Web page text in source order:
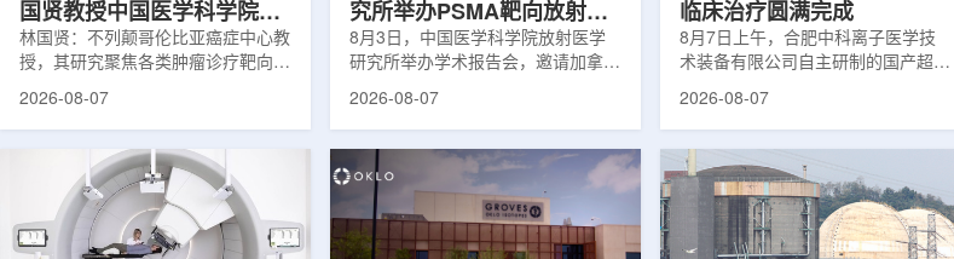
国贤教授中国医学科学院放
射医学研究所开展学术交流
林国贤：不列颠哥伦比亚癌症中心教
授，其研究聚焦各类肿瘤诊疗靶向放
射性药物开发，迄今已主导/参与发
完成自研7款放射性药物的临床转
化，用于多种肿瘤诊疗。报告会上，
林国贤教授基于其团队多年的前沿探
索，系统梳理了针对前列腺癌靶点
2026-08-07
究所举办PSMA靶向放射性
药物学术报告会
8月3日，中国医学科学院放射医学
研究所举办学术报告会，邀请加拿大
温哥华不列颠哥伦比亚癌症中心林国
性药物开发》的学术报告。报告会采
取线上线下结合方式举行，放射所部
分科研人员和研究生参加。林国贤教
授长期从事肿瘤诊疗靶向放射性药物
2026-08-07
临床治疗圆满完成
8月7日上午，合肥中科离子医学技
术装备有限公司自主研制的国产超导
回旋质子治疗系统，在合肥离子医学
治疗系统的重要突破。本例受试者为
肺癌患者。试验所用的超导质子治疗
系统，搭载中科离子自主研发的
SC240超导回旋加速器，具有超大照
2026-08-07